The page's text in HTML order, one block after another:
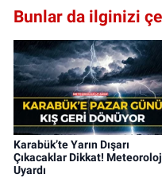
Bunlar da ilginizi
Karabük’te Yarın Dışarı
Çıkacaklar Dikkat!
Uyardı